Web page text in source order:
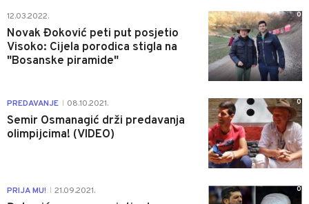
12.03.2022.
Novak Đoković peti put posjetio
Visoko: Cijela porodica stigla na
"Bosanske piramide"
0
PREDAVANJE 08.10.2021.
Semir Osmanagić drži predavanja
olimpijcima! (VIDEO)
0
PRIJA MU! 21.09.2021. 0